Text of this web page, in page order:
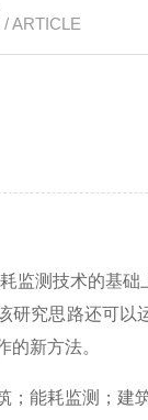
/ ARTICLE
监测技术的基础
研究思路还可以
的新方法。
；能耗监测；建